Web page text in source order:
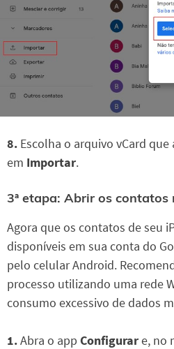
8. Escolha o arquivo vCard
em Importar.
3ª etapa: Abrir os contatos
Agora que os contatos de seu
disponíveis em sua conta do
pelo celular Android.
processo utilizando uma rede
consumo excessivo de dados
1.Abra o app Configurare, no